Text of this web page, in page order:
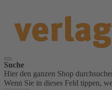
Suche
Hier den ganzen Shop
Wenn Sie in dieses Feld tippen,